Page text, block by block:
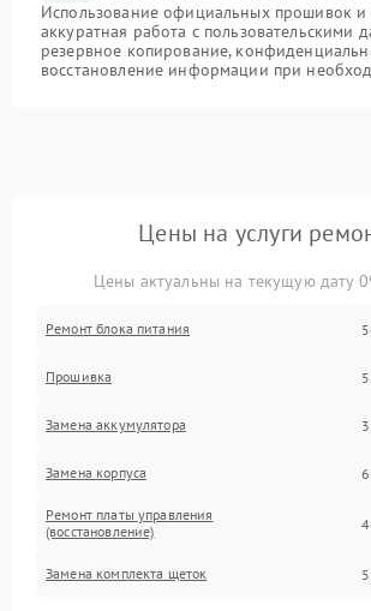
Использование официальных прошивок и
аккуратная работа с пользовательскими
резервное копирование,
восстановление информации при
Цены на услуги
Цены актуальны на текущую дату
Ремонт блока питания
Прошивка
Замена аккумулятора
Замена корпуса
Ремонт платы управления
(восстановление)
Замена комплекта щеток